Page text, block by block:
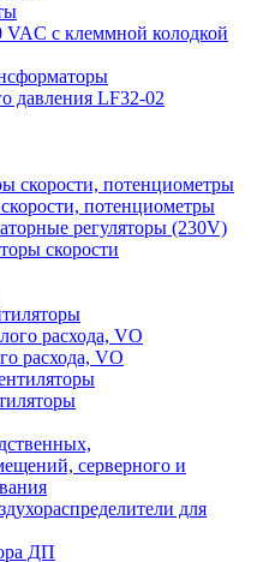
потенциометры
скорости
расхода, VO
серверного и
для